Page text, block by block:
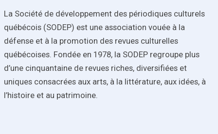
La Société de développement des périodiques culturels
québécois (SODEP) est une association vouée à la
défense et à la promotion des revues culturelles
québécoises. Fondée en 1978, la SODEP regroupe plus
d’une cinquantaine de revues riches, diversifiées et
uniques consacrées aux arts, à la littérature, aux idées, à
l’histoire et au patrimoine.